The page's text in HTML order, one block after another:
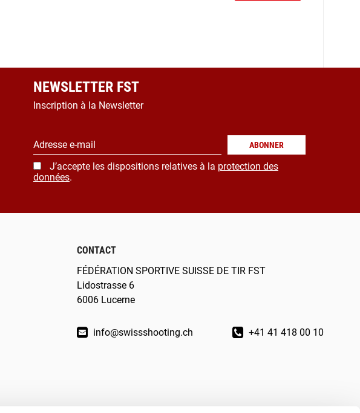
NEWSLETTER FST
Inscription à la Newsletter
Adresse e-mail ABONNER
J’accepte les dispositions relatives à la protection des
données.
CONTACT
FÉDÉRATION SPORTIVE SUISSE DE TIR FST
Lidostrasse 6
6006 Lucerne
info@swissshooting.ch +41 41 418 00 10